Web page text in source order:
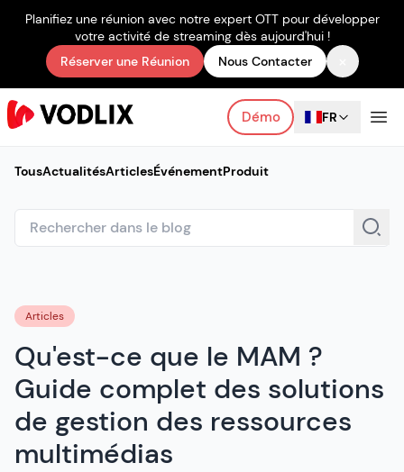
Planifiez une réunion avec notre expert OTT pour développer
votre activité de streaming dès aujourd'hui !
Réserver une Réunion
Nous Contacter
Démo FR
TousActualitésArticlesÉvénementProduit
Articles
Qu'est-ce que le MAM ?
Guide complet des solutions
de gestion des ressources
multimédias